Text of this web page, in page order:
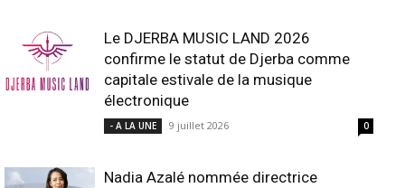
Le DJERBA MUSIC LAND 2026
confirme le statut de Djerba comme
capitale estivale de la musique
électronique
- A LA UNE 9 juillet 2026 0
Nadia Azalé nommée directrice